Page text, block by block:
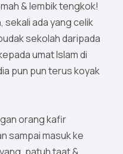
& lembik tengkok!
sekali ada yang celik
sekolah daripada
umat Islam di
pun pun terus koyak
orang kafir
sampai masuk ke